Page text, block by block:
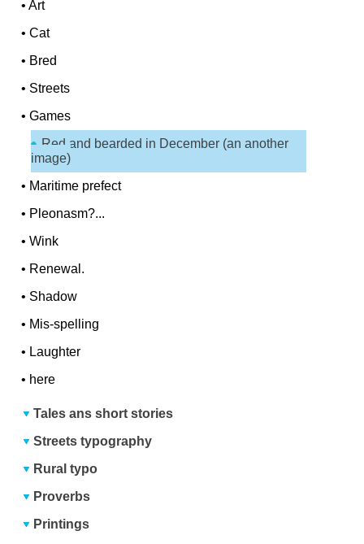
•Art
•Cat
• Bred
• Streets
•Games
Red and bearded in December (an another
image)
• Maritime prefect
• Pleonasm?...
•Wink
• Renewal.
• Shadow
• Mis-spelling
• Laughter
• here
Tales ans short stories
Streets typography
Rural typo
Proverbs
Printings